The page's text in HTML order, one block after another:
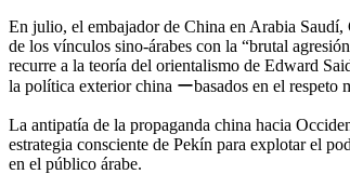
En julio, el embajador de China en Arabia
de los vínculos sino-árabes con la “brutal
recurre a la teoría del orientalismo de Edward
la política exterior china ーbasados en el
La antipatía de la propaganda china hacia
estrategia consciente de Pekín para explotar el
en el público árabe.